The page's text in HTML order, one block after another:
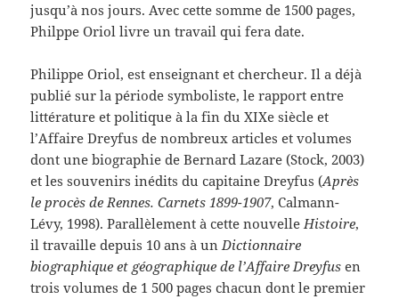
jusqu’à nos jours. Avec cette somme de 1500 pages,
Philppe Oriol livre un travail qui fera date.
Philippe Oriol, est enseignant et chercheur. Il a déjà
publié sur la période symboliste, le rapport entre
littérature et politique à la fin du XIXe siècle et
l’Affaire Dreyfus de nombreux articles et volumes
dont une biographie de Bernard Lazare (Stock, 2003)
et les souvenirs inédits du capitaine Dreyfus (Après
le procès de Rennes. Carnets 1899-1907, Calmann-
Lévy, 1998). Parallèlement à cette nouvelleHistoire,
il travaille depuis 10 ans à unDictionnaire
biographique et géographique de l’Affaire Dreyfus en
trois volumes de 1 500 pages chacun dont le premier